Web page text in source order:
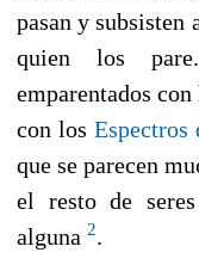
pasan y subsisten
quien los
emparentados
con los Espectros
que se parecen
el resto de
alguna 2.